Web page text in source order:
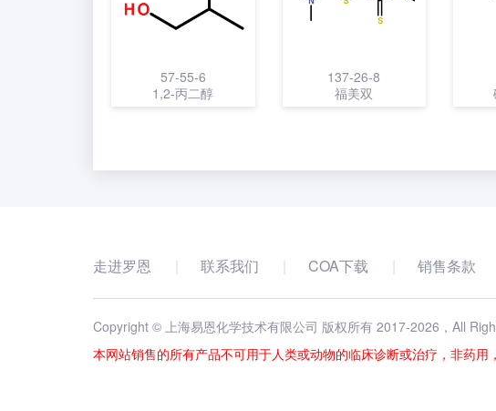
57-55-6
1,2-丙二醇
137-26-8
福美双
走进罗恩 联系我们 COA下载 销售条款
Copyright © 上海易恩化学技术有限公司 版权所有 2017-2026 ，All
本网站销售的所有产品不可用于人类或动物的临床诊断或治疗，非药用